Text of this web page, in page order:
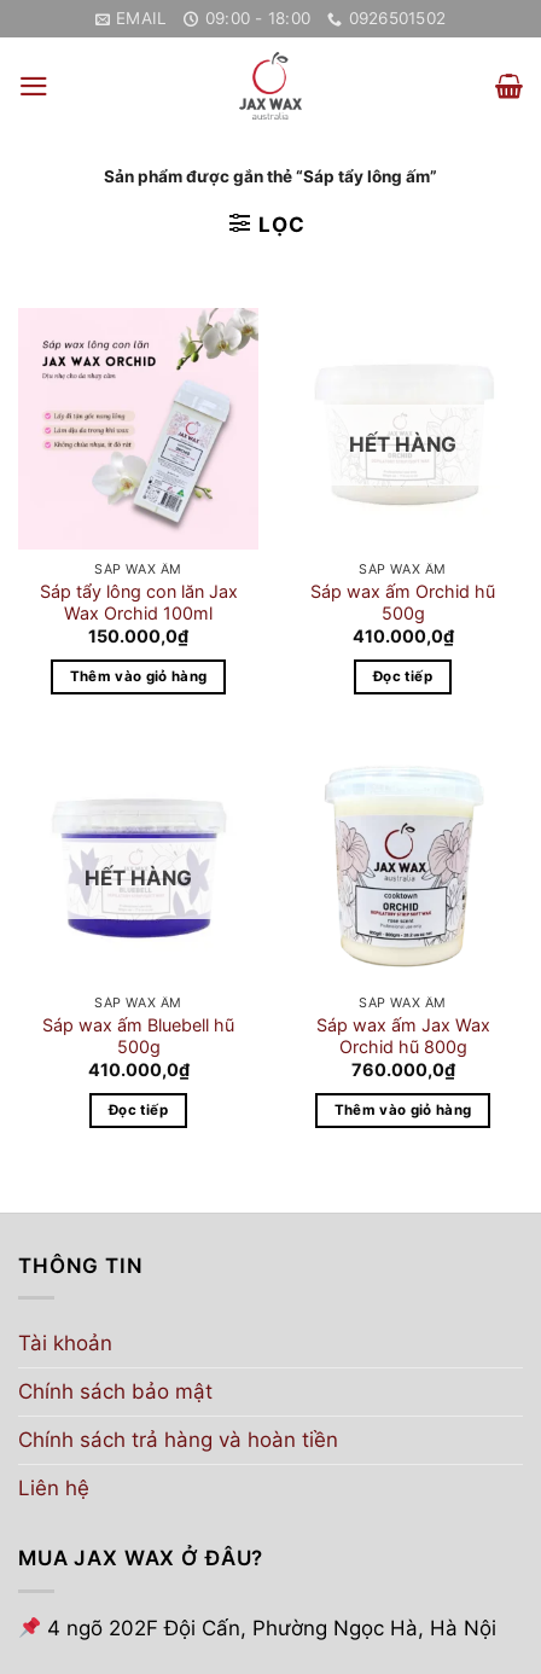
nội
EMAIL 09:00 - 18:00 0926501502
Sản phẩm được gắn thẻ “Sáp tẩy lông ấm”
LỌC
SÁP WAX ẤM
Sáp tẩy lông con lăn Jax
Wax Orchid 100ml
150.000,0₫
Thêm vào giỏ hàng
HẾT HÀNG
SÁP WAX ẤM
Sáp wax ấm Orchid hũ
500g
410.000,0₫
Đọc tiếp
HẾT HÀNG
SÁP WAX ẤM
Sáp wax ấm Bluebell hũ
500g
410.000,0₫
Đọc tiếp
SÁP WAX ẤM
Sáp wax ấm Jax Wax
Orchid hũ 800g
760.000,0₫
Thêm vào giỏ hàng
THÔNG TIN
Tài khoản
Chính sách bảo mật
Chính sách trả hàng và hoàn tiền
Liên hệ
MUA JAX WAX Ở ĐÂU?
4 ngõ 202F Đội Cấn, Phường Ngọc Hà, Hà Nội